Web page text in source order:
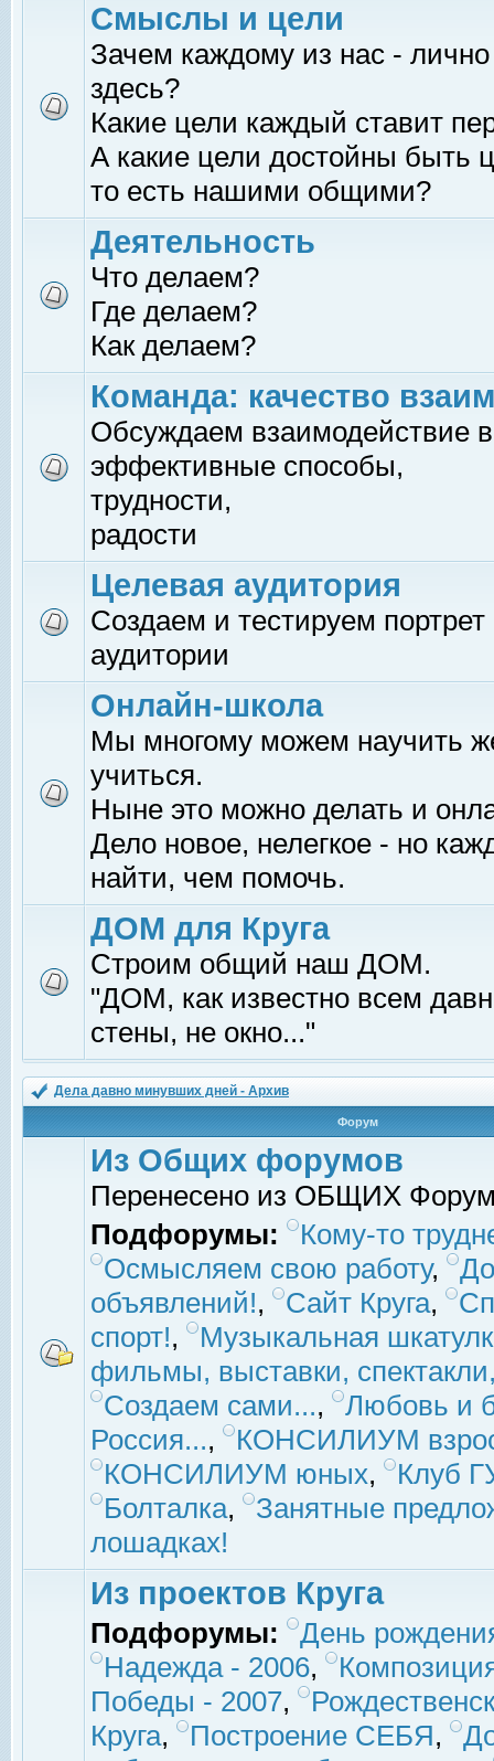
Смыслы и цели
Зачем каждому из нас -
здесь?
Какие цели каждый ставит
А какие цели достойны быть
то есть нашими общими?
Деятельность
Что делаем?
Где делаем?
Как делаем?
Команда: качество
Обсуждаем взаимодействие
эффективные способы,
трудности,
радости
Целевая аудитория
Создаем и тестируем
аудитории
Онлайн-школа
Мы многому можем научить
учиться.
Ныне это можно делать и
Дело новое, нелегкое - но
найти, чем помочь.
ДОМ для Круга
Строим общий наш ДОМ.
"ДОМ, как известно всем
стены, не окно..."
Дела давно минувших дней - Архив
Форум
Из Общих форумов
Перенесено из ОБЩИХ
Подфорумы:
Кому-то
Осмысляем свою работу,
объявлений!, Сайт Круга,
спорт!,
Музыкальная
фильмы, выставки,
Создаем сами...,
Любовь и
Россия...,
КОНСИЛИУМ
КОНСИЛИУМ юных,
Клуб
Болталка,
Занятные
лошадках!
Из проектов Круга
Подфорумы:
День
Надежда - 2006,
Победы - 2007,
Круга, Построение СЕБЯ,